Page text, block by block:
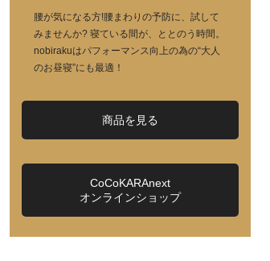
腰が気になる方!腰まわりの予防に、試して
みませんか? 寝ている間が、ととのう時間。
nobirakuはパフォーマンス向上の為の“大人
のお昼寝”にも最適！
商品を見る
CoCoKARAnext
オンラインショップ